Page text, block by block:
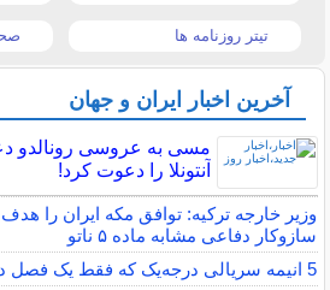
تیتر روزنامه ها
آخرین اخبار ایران و جهان
مسی به عروسی رونالدو
آنتونلا را دعوت کرد!
وزیر خارجه ترکیه: توافق مکه ایران را
سازوکار دفاعی مشابه ماده ۵ ناتو
5 انیمه سریالی درجه‌یک که فقط یک فصل دارند